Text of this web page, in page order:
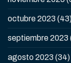
octubre 2023
septiembre 2023
agosto 2023 (34)